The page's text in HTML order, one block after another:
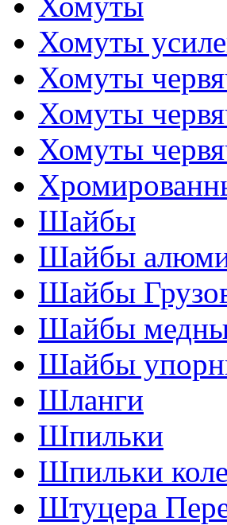
Хомуты
Хомуты
Хомуты
Хомуты
Шайбы
Шайбы
Шайбы
Шайбы
Шайбы
Шланги
Шпильки
Шпильки
Штуцера